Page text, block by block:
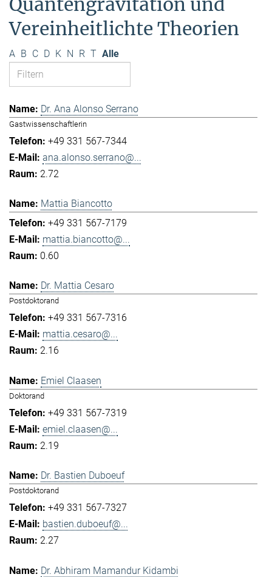
Vereinheitlichte Theorien
A B C D K N R T Alle
Dr. Ana Alonso Serrano
Gastwissenschaftlerin
+49 331 567-7344
ana.alonso.serrano@...
2.72
Mattia Biancotto
+49 331 567-7179
mattia.biancotto@...
0.60
Dr. Mattia Cesaro
Postdoktorand
+49 331 567-7316
mattia.cesaro@...
2.16
Emiel Claasen
Doktorand
+49 331 567-7319
emiel.claasen@...
2.19
Dr. Bastien Duboeuf
Postdoktorand
+49 331 567-7327
bastien.duboeuf@...
2.27
Dr. Abhiram Mamandur Kidambi